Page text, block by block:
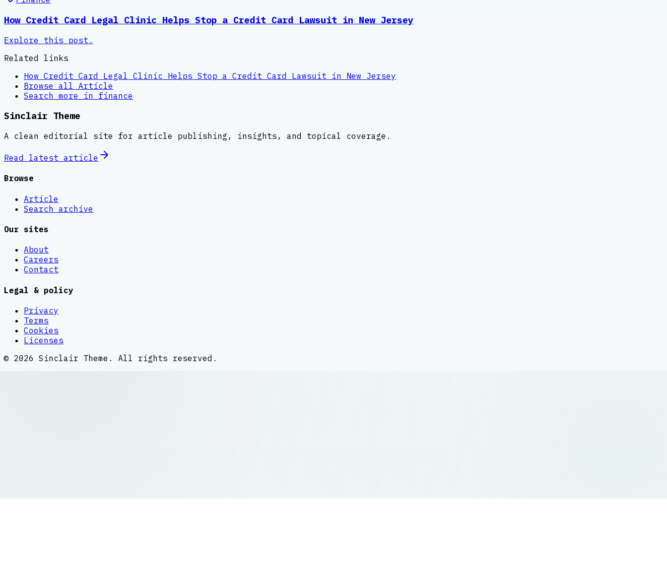
How Credit Card Legal Clinic Helps Stop a Credit Card Lawsuit in New Jersey
Explore this post.
Related links
How Credit Card Legal Clinic Helps Stop a Credit Card Lawsuit in New Jersey
Browse all Article
Search more in finance
Sinclair Theme
A clean editorial site for article publishing, insights, and topical coverage.
Read latest article
Browse
Article
Search archive
Our sites
About
Careers
Contact
Legal & policy
Privacy
Terms
Cookies
Licenses
© 2026 Sinclair Theme . All rights reserved.